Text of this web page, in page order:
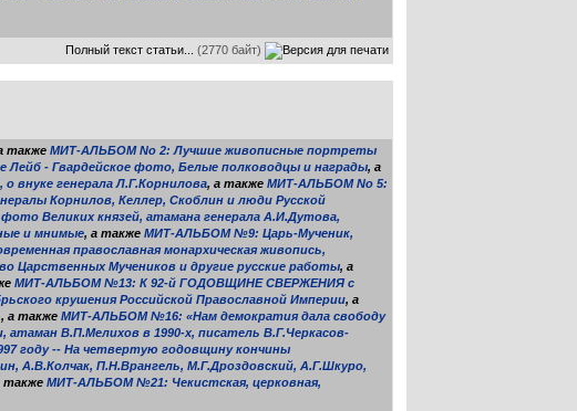
Полный текст статьи... (2770 байт)
также МИТ-АЛЬБОМ No 2: Лучшие живописные портреты
- Гвардейское фото, Белые полководцы и награды, а
внуке генерала Л.Г.Корнилова, а также МИТ-АЛЬБОМ No 5:
Корнилов, Келлер, Скоблин и люди Русской
Великих князей, атамана генерала А.И.Дутова,
и мнимые, а также МИТ-АЛЬБОМ №9: Царь-Мученик,
православная монархическая живопись,
Мучеников и другие русские работы, а
МИТ-АЛЬБОМ №13: К 92-й ГОДОВЩИНЕ СВЕРЖЕНИЯ с
крушения Российской Православной Империи, а
, а также МИТ-АЛЬБОМ №16: «Нам демократия дала свободу
В.П.Мелихов в 1990-х, писатель В.Г.Черкасов-
году -- На четвертую годовщину кончины
А.В.Колчак, П.Н.Врангель, М.Г.Дроздовский, А.Г.Шкуро,
также МИТ-АЛЬБОМ №21: Чекистская, церковная,